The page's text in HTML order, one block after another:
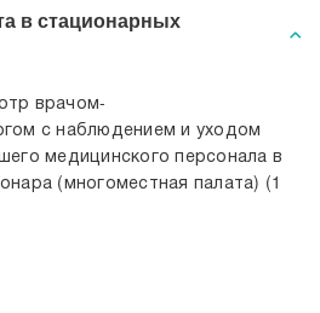
в стационарных
врачом-
с наблюдением и уходом
медицинского персонала в
(многоместная палата) (1